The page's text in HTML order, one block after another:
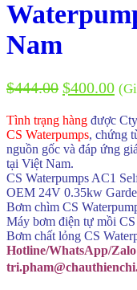
Nam
$444.00 $400.00
Tình trạng hàng được
CS Waterpumps, chứng
nguồn gốc và đáp ứng
tại Việt Nam.
CS Waterpumps AC1
OEM 24V 0.35kw
Bơm chìm CS
Máy bơm điện tự mồi
Bơm chất lỏng CS
Hotline/WhatsApp/